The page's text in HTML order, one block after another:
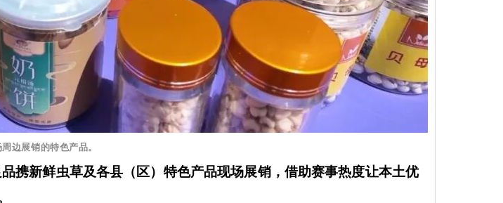
边展销的特色产品。
携新鲜虫草及各县（区）特色产品现场展销，借助赛事热度让本土优